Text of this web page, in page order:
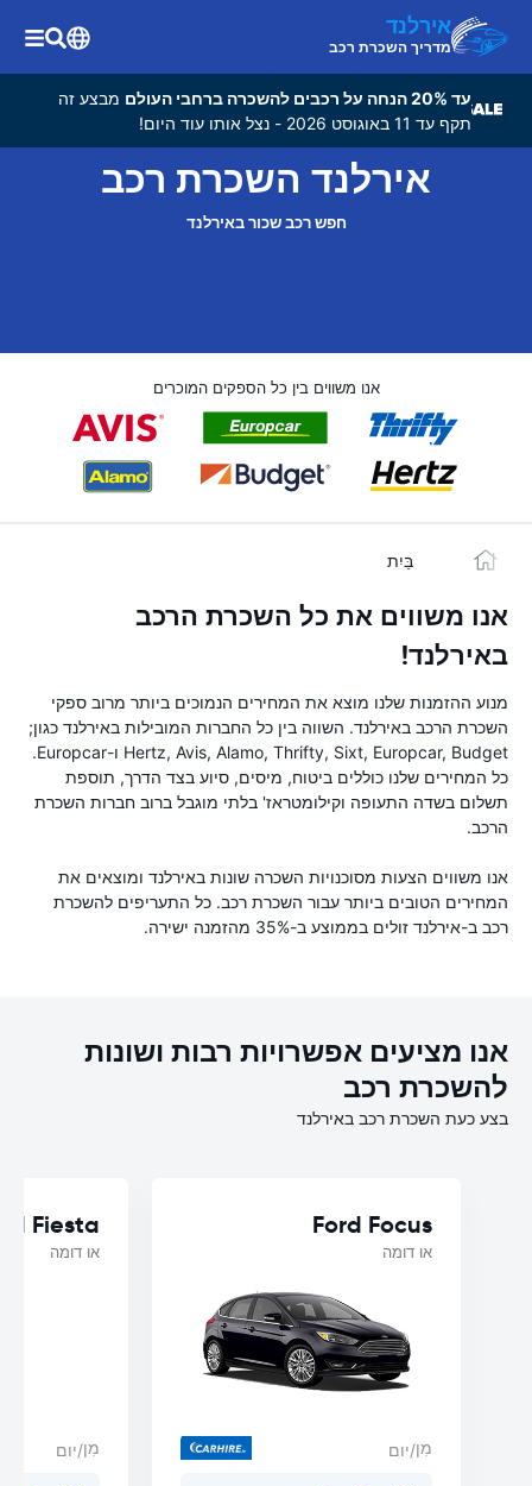
אירלנד
מדריך השכרת רכב
עד 20% הנחה על רכבים להשכרה ברחבי העולם
מבצע זה
תקף עד 11 באוגוסט 2026 - נצל אותו עוד היום!
אירלנד השכרת רכב
חפש רכב שכור באירלנד
אנו משווים בין כל הספקים המוכרים
בַּיִת
אנו משווים את כל השכרת הרכב
באירלנד!
מנוע ההזמנות שלנו מוצא את המחירים הנמוכים ביותר מרוב ספקי
השכרת הרכב באירלנד. השווה בין כל החברות המובילות באירלנד כגון;
Hertz, Avis, Alamo, Thrifty, Sixt, Europcar, Budget ו-Europcar.
כל המחירים שלנו כוללים ביטוח, מיסים, סיוע בצד הדרך, תוספת
תשלום בשדה התעופה וקילומטראז' בלתי מוגבל ברוב חברות השכרת
הרכב.
אנו משווים הצעות מסוכנויות השכרה שונות באירלנד ומוצאים את
המחירים הטובים ביותר עבור השכרת רכב. כל התעריפים להשכרת
רכב ב-אירלנד זולים בממוצע ב-35% מהזמנה ישירה.
אנו מציעים אפשרויות רבות ושונות
להשכרת רכב
בצע כעת השכרת רכב באירלנד
Ford Focus
או דומה
מִן/יום
Fiesta
או דומה
מִן/יום